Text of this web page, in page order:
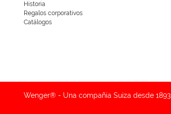
Historia
Regalos corporativos
Catálogos
Wenger® - Una compañia Suiza desde 1893